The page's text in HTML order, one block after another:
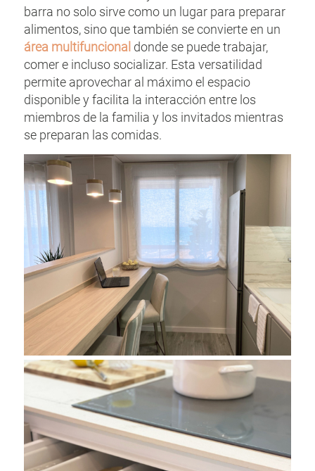
barra no solo sirve como un lugar para preparar
alimentos, sino que también se convierte en un
área multifuncional donde se puede trabajar,
comer e incluso socializar. Esta versatilidad
permite aprovechar al máximo el espacio
disponible y facilita la interacción entre los
miembros de la familia y los invitados mientras
se preparan las comidas.